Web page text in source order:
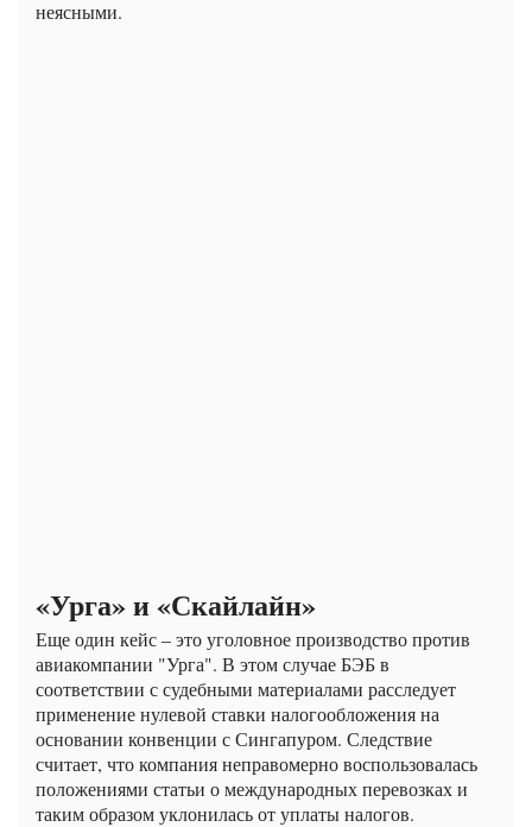
неясными.
«Урга» и «Скайлайн»
Еще один кейс – это уголовное производство против
авиакомпании "Урга". В этом случае БЭБ в
соответствии с судебными материалами расследует
применение нулевой ставки налогообложения на
основании конвенции с Сингапуром. Следствие
считает, что компания неправомерно воспользовалась
положениями статьи о международных перевозках и
таким образом уклонилась от уплаты налогов.